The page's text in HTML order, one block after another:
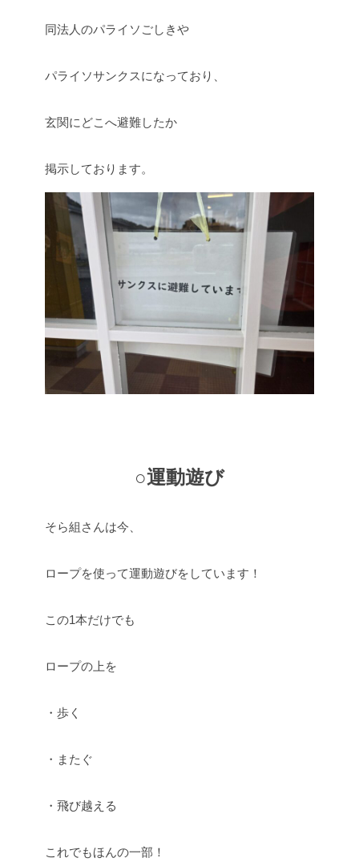
同法人のパライソごしきや
パライソサンクスになっており、
玄関にどこへ避難したか
掲示しております。
○運動遊び
そら組さんは今、
ロープを使って運動遊びをしています！
この1本だけでも
ロープの上を
・歩く
・またぐ
・飛び越える
これでもほんの一部！